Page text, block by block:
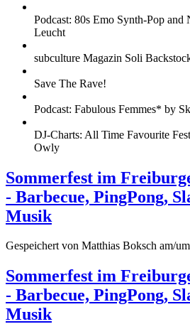
Podcast: 80s Emo Synth-Pop
Leucht
subculture Magazin Soli
Save The Rave!
Podcast: Fabulous Femmes* by
DJ-Charts: All Time Favourite
Owly
Sommerfest im
- Barbecue, PingPong,
Musik
Gespeichert von Matthias Boksch am/
Sommerfest im
- Barbecue, PingPong,
Musik